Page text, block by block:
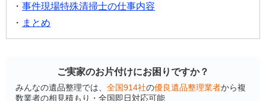
事件現場特殊清掃士の仕事内容
まとめ
ご実家のお片付けにお困りですか？
みんなの遺品整理では、 全国914社の優良遺品整理業者から複
数業者の相見積もり・全国即日対応可能